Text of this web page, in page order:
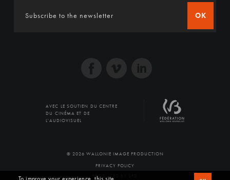
OK
AVEC LE SOUTIEN DU CENTRE
DU CINÉMA ET DE
L'AUDIOVISUEL
© 2026 WALLONIE IMAGE PRODUCTION
PRIVACY POLICY
PRODUCED BY SFD
To improve your experience, this site